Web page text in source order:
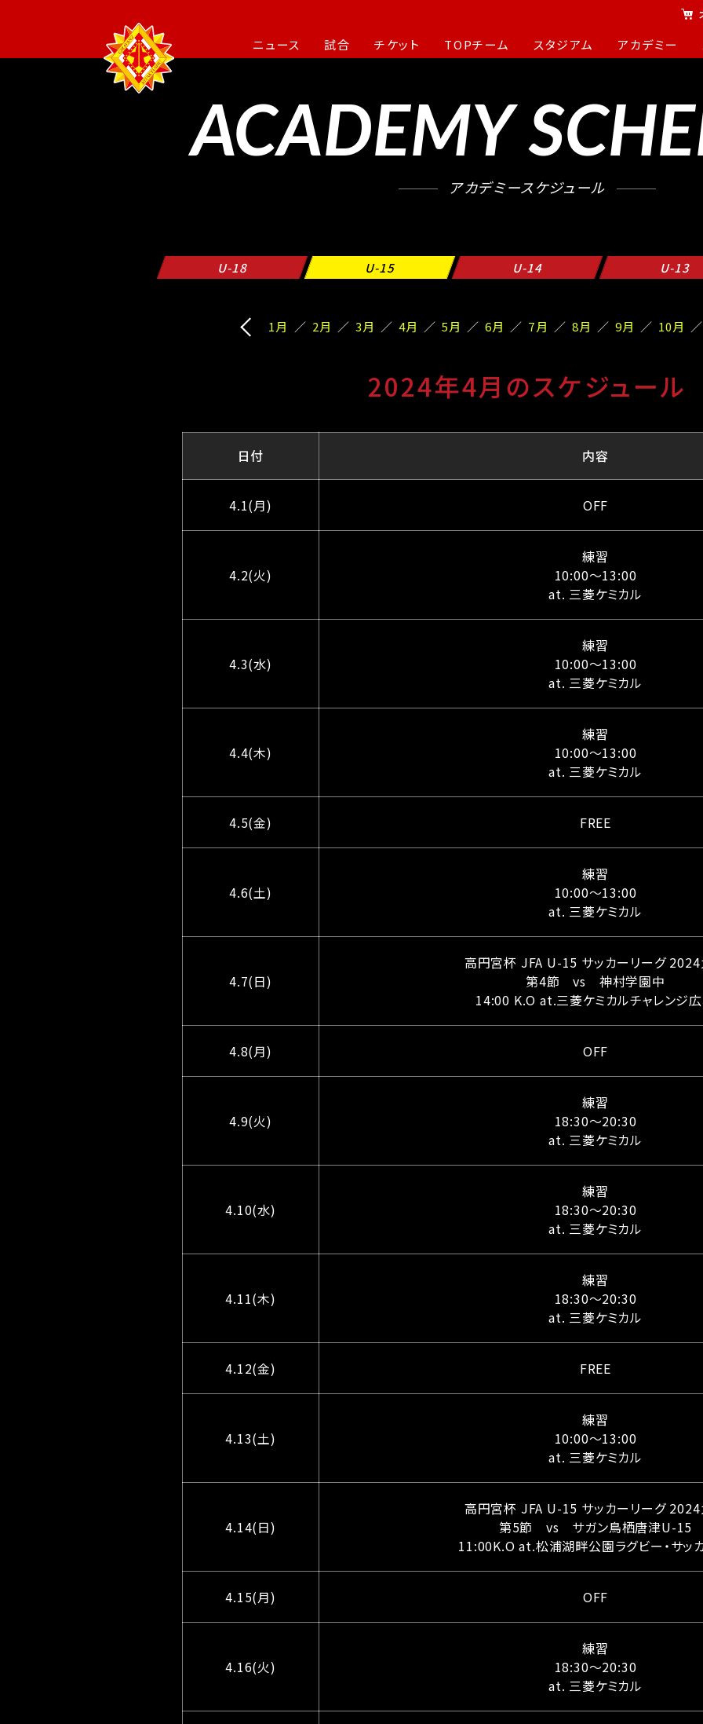
ニュース 試合 チケット TOPチーム スタジアム アカデミー
ACADEMY
アカデミースケジュール
U-18 U-15 U-14 U-13
1月 2月 3月 4月 5月 6月 7月 8月 9月 10月
2024年4月のスケジュール
日付 内容
4.1(月) OFF
4.2(火)
練習
10:00～13:00
at. 三菱ケミカル
4.3(水)
練習
10:00～13:00
at. 三菱ケミカル
4.4(木)
練習
10:00～13:00
at. 三菱ケミカル
4.5(金) FREE
4.6(土)
練習
10:00～13:00
at. 三菱ケミカル
4.7(日)
高円宮杯 JFA U-15 サッカーリーグ 2024
第4節 vs 神村学園中
14:00 K.O at.三菱ケミカルチャレンジ
4.8(月) OFF
4.9(火)
練習
18:30～20:30
at. 三菱ケミカル
4.10(水)
練習
18:30～20:30
at. 三菱ケミカル
4.11(木)
練習
18:30～20:30
at. 三菱ケミカル
4.12(金) FREE
4.13(土)
練習
10:00～13:00
at. 三菱ケミカル
4.14(日)
高円宮杯 JFA U-15 サッカーリーグ 2024
第5節 vs サガン鳥栖唐津U-15
11:00K.O at.松浦湖畔公園ラグビー・サッ
4.15(月) OFF
4.16(火)
練習
18:30～20:30
at. 三菱ケミカル